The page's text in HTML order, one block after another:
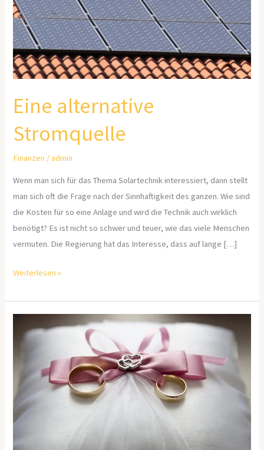
Eine alternative
Stromquelle
Finanzen /admin
Wenn man sich für das Thema Solartechnik interessiert, dann stellt
man sich oft die Frage nach der Sinnhaftigkeit des ganzen. Wie sind
die Kosten für so eine Anlage und wird die Technik auch wirklich
benötigt? Es ist nicht so schwer und teuer, wie das viele Menschen
vermuten. Die Regierung hat das Interesse, dass auf lange […]
Weiterlesen »
Hochzeitsgeschenke